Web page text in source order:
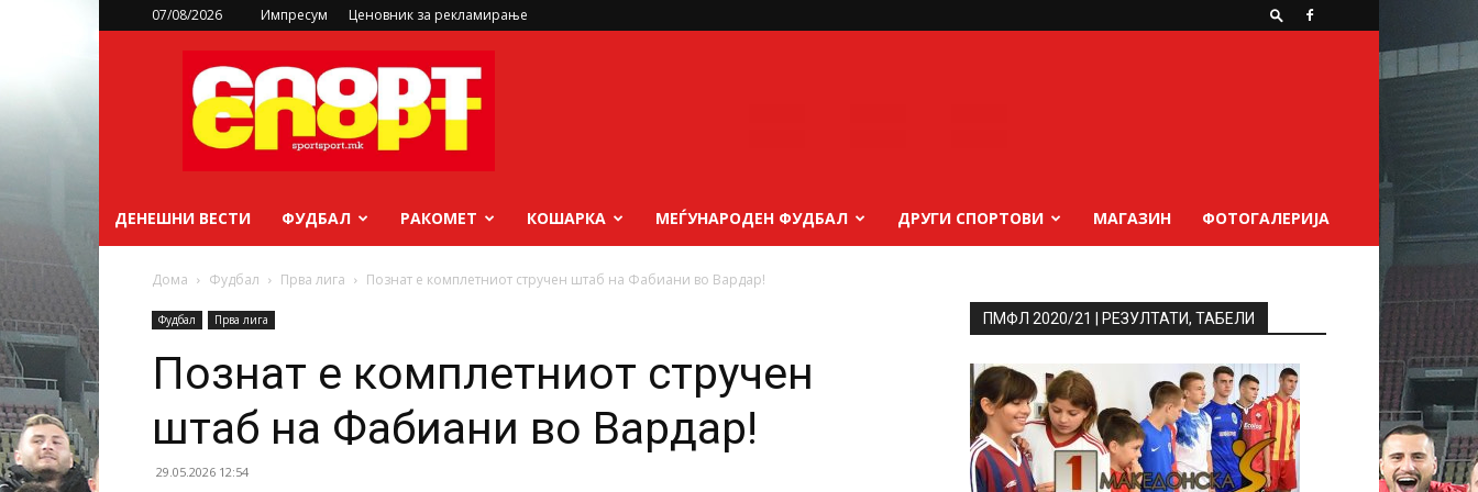
07/08/2026 Импресум Ценовник за рекламирање
sportsport.mk
ДЕНЕШНИ ВЕСТИ ФУДБАЛ РАКОМЕТ КОШАРКА МЕЃУНАРОДЕН ФУДБАЛ ДРУГИ СПОРТОВИ МАГАЗИН ФОТОГАЛЕРИЈА
Дома Фудбал Прва лига Познат е комплетниот стручен штаб на Фабиани во Вардар!
Фудбал Прва лига
Познат е комплетниот стручен
штаб на Фабиани во Вардар!
29.05.2026 12:54
ПМФЛ 2020/21 | РЕЗУЛТАТИ, ТАБЕЛИ